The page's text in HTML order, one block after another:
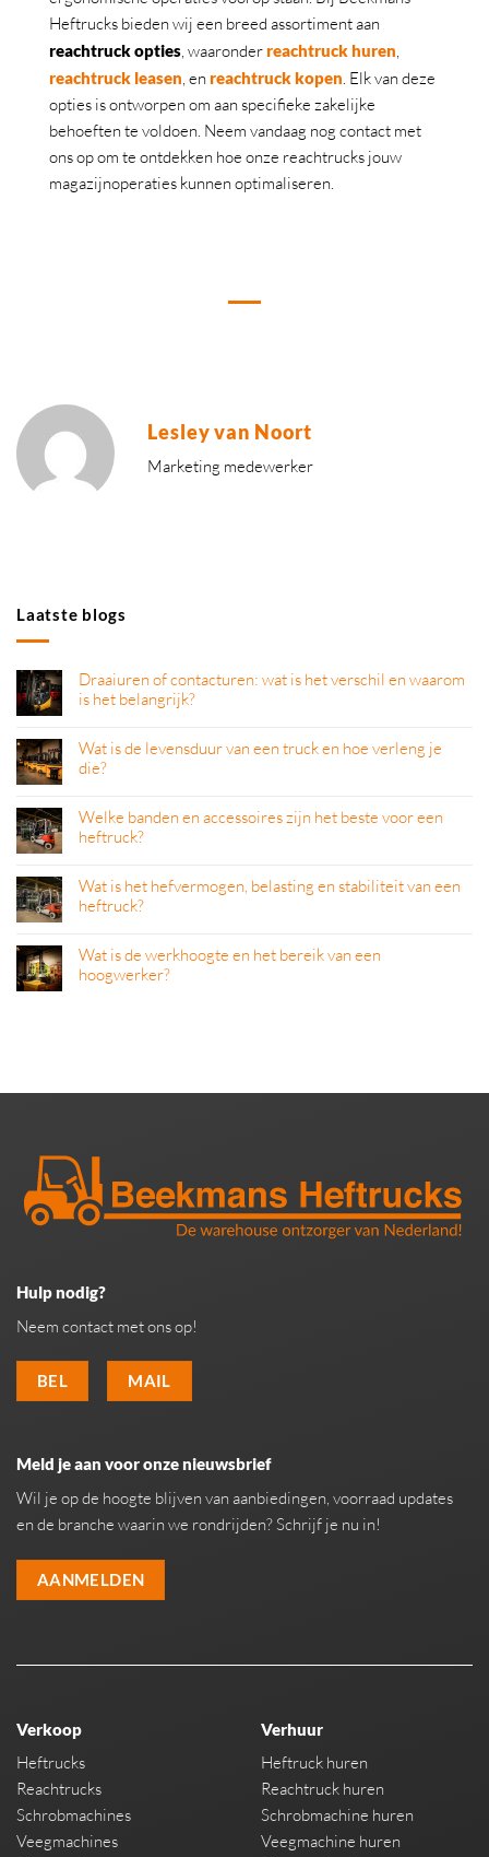
Heftrucks bieden wij een breed assortiment aan
reachtruck opties, waaronderreachtruck huren,
reachtruck leasen, en reachtruck kopen. Elk van deze
opties is ontworpen om aan specifieke zakelijke
behoeften te voldoen. Neem vandaag nog contact met
ons op om te ontdekken hoe onze reachtrucks jouw
magazijnoperaties kunnen optimaliseren.
Lesley van Noort
Marketing medewerker
Laatste blogs
Draaiuren of contacturen: wat is het verschil en waarom
is het belangrijk?
Wat is de levensduur van een truck en hoe verleng je
die?
Welke banden en accessoires zijn het beste voor een
heftruck?
Wat is het hefvermogen, belasting en stabiliteit van een
heftruck?
Wat is de werkhoogte en het bereik van een
hoogwerker?
Hulp nodig?
Neem contact met ons op!
BEL MAIL
Meld je aan voor onze nieuwsbrief
Wil je op de hoogte blijven van aanbiedingen, voorraad updates
en de branche waarin we rondrijden? Schrijf je nu in!
AANMELDEN
Verkoop
Heftrucks
Reachtrucks
Schrobmachines
Veegmachines
Verhuur
Heftruck huren
Reachtruck huren
Schrobmachine huren
Veegmachine huren